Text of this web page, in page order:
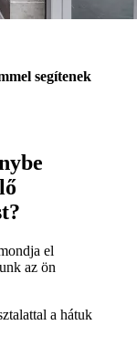
segítenek
el
az ön
a hátuk